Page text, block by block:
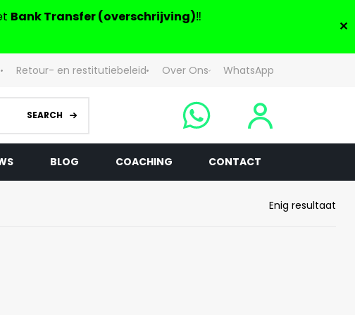
Bank Transfer (overschrijving)‼️
✕
Retour- en restitutiebeleid Over Ons WhatsApp
SEARCH
BLOG COACHING CONTACT
Enig resultaat